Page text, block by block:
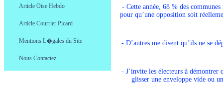
Article Oise Hebdo
Article Courrier Picard
Mentions L�gales du Site
Nous Contactez
- Cette année, 68 % des
pour qu’une opposition soit
- D’autres me disent qu’ils ne se
- J’invite les électeurs à démontrer
glisser une enveloppe vide ou